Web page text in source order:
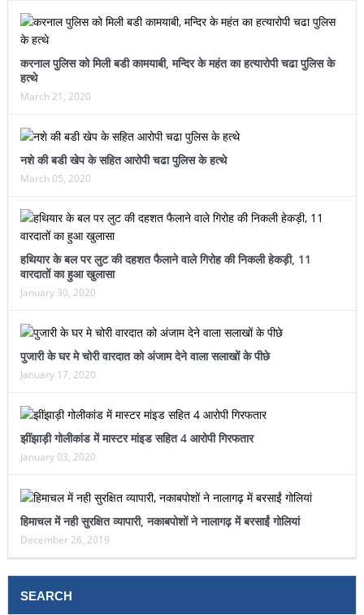
करनाल पुलिस को मिली बडी कामयाबी, मन्दिर के महंत का हत्यारोपी चढा पुलिस के
हत्थे
March 21, 2020
नशे की बडी खेप के सहित आरोपी चढा पुलिस के हत्थे
March 05, 2020
हथियार के बल पर लुट की दहशत फैलाने वाले गिरोह की निकली हेकड़ी, 11
वारदातों का हुआ खुलासा
January 30, 2020
पुजारी के घर मे चोरी वारदात को अंजाम देने वाला सलाखों के पीछे
January 17, 2020
झींझाड़ी गोलीकांड में मास्टर मांइड सहित 4 आरोपी गिरफतार
January 03, 2020
हिमाचल में नही सुरक्षित व्यापारी, नकाबपोशों ने नालागढ़ में बरसाईं गोलियां
December 26, 2019
SEARCH